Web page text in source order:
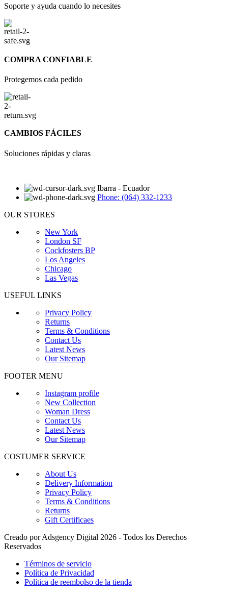
Soporte y ayuda cuando lo necesites
COMPRA CONFIABLE
Protegemos cada pedido
CAMBIOS FÁCILES
Soluciones rápidas y claras
Ibarra - Ecuador
Phone: (064) 332-1233
OUR STORES
New York
London SF
Cockfosters BP
Los Angeles
Chicago
Las Vegas
USEFUL LINKS
Privacy Policy
Returns
Terms & Conditions
Contact Us
Latest News
Our Sitemap
FOOTER MENU
Instagram profile
New Collection
Woman Dress
Contact Us
Latest News
Our Sitemap
COSTUMER SERVICE
About Us
Delivery Information
Privacy Policy
Terms & Conditions
Returns
Gift Certificaes
Creado por Adsgency Digital 2026 - Todos los Derechos
Reservados
Términos de servicio
Política de Privacidad
Política de reembolso de la tienda